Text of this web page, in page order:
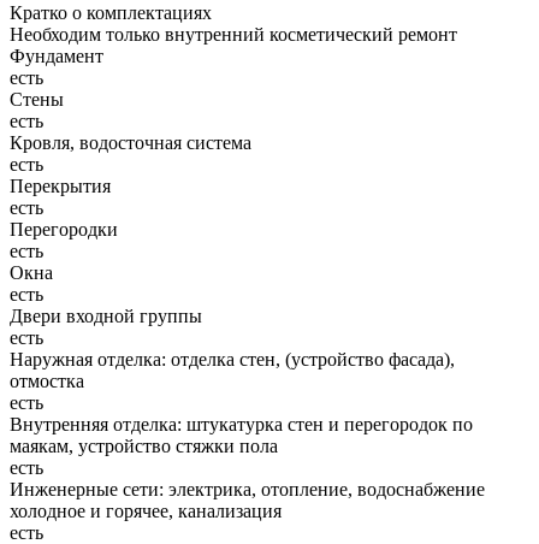
Кратко о комплектациях
Необходим только внутренний косметический ремонт
Фундамент
есть
Стены
есть
Кровля, водосточная система
есть
Перекрытия
есть
Перегородки
есть
Окна
есть
Двери входной группы
есть
Наружная отделка: отделка стен, (устройство фасада),
отмостка
есть
Внутренняя отделка: штукатурка стен и перегородок по
маякам, устройство стяжки пола
есть
Инженерные сети: электрика, отопление, водоснабжение
холодное и горячее, канализация
есть